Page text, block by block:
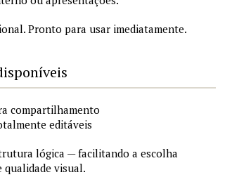
Pronto para usar imediatamente.
compartilhamento
editáveis
lógica — facilitando a escolha
qualidade visual.